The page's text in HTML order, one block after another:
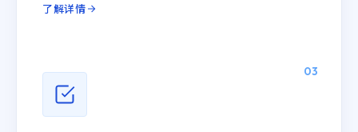
了解详情
03